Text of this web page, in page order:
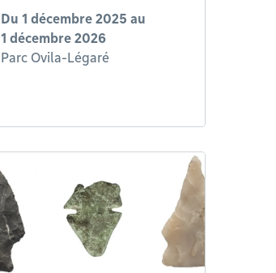
Du 1 décembre 2025 au
1 décembre 2026
Parc Ovila-Légaré